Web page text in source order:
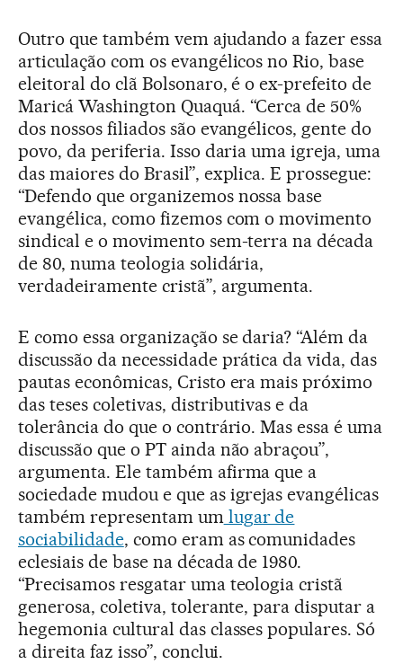
Outro que também vem ajudando a fazer essa
articulação com os evangélicos no Rio, base
eleitoral do clã Bolsonaro, é o ex-prefeito de
Maricá Washington Quaquá. “Cerca de 50%
dos nossos filiados são evangélicos, gente do
povo, da periferia. Isso daria uma igreja, uma
das maiores do Brasil”, explica. E prossegue:
“Defendo que organizemos nossa base
evangélica, como fizemos com o movimento
sindical e o movimento sem-terra na década
de 80, numa teologia solidária,
verdadeiramente cristã”, argumenta.
E como essa organização se daria? “Além da
discussão da necessidade prática da vida, das
pautas econômicas, Cristo era mais próximo
das teses coletivas, distributivas e da
tolerância do que o contrário. Mas essa é uma
discussão que o PT ainda não abraçou”,
argumenta. Ele também afirma que a
sociedade mudou e que as igrejas evangélicas
também representam umlugar de
sociabilidade, como eram as comunidades
eclesiais de base na década de 1980.
“Precisamos resgatar uma teologia cristã
generosa, coletiva, tolerante, para disputar a
hegemonia cultural das classes populares. Só
a direita faz isso”, conclui.